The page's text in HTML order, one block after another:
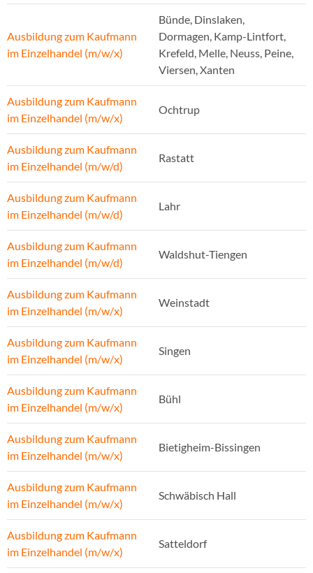
Ausbildung zum Kaufmann
im Einzelhandel (m/w/x)
Bünde, Dinslaken,
Dormagen, Kamp-Lintfort,
Krefeld, Melle, Neuss, Peine,
Viersen, Xanten
Ausbildung zum Kaufmann
im Einzelhandel (m/w/x)
Ochtrup
Ausbildung zum Kaufmann
im Einzelhandel (m/w/d)
Rastatt
Ausbildung zum Kaufmann
im Einzelhandel (m/w/d)
Lahr
Ausbildung zum Kaufmann
im Einzelhandel (m/w/d)
Waldshut-Tiengen
Ausbildung zum Kaufmann
im Einzelhandel (m/w/x)
Weinstadt
Ausbildung zum Kaufmann
im Einzelhandel (m/w/x)
Singen
Ausbildung zum Kaufmann
im Einzelhandel (m/w/x)
Bühl
Ausbildung zum Kaufmann
im Einzelhandel (m/w/x)
Bietigheim-Bissingen
Ausbildung zum Kaufmann
im Einzelhandel (m/w/x)
Schwäbisch Hall
Ausbildung zum Kaufmann
im Einzelhandel (m/w/x)
Satteldorf